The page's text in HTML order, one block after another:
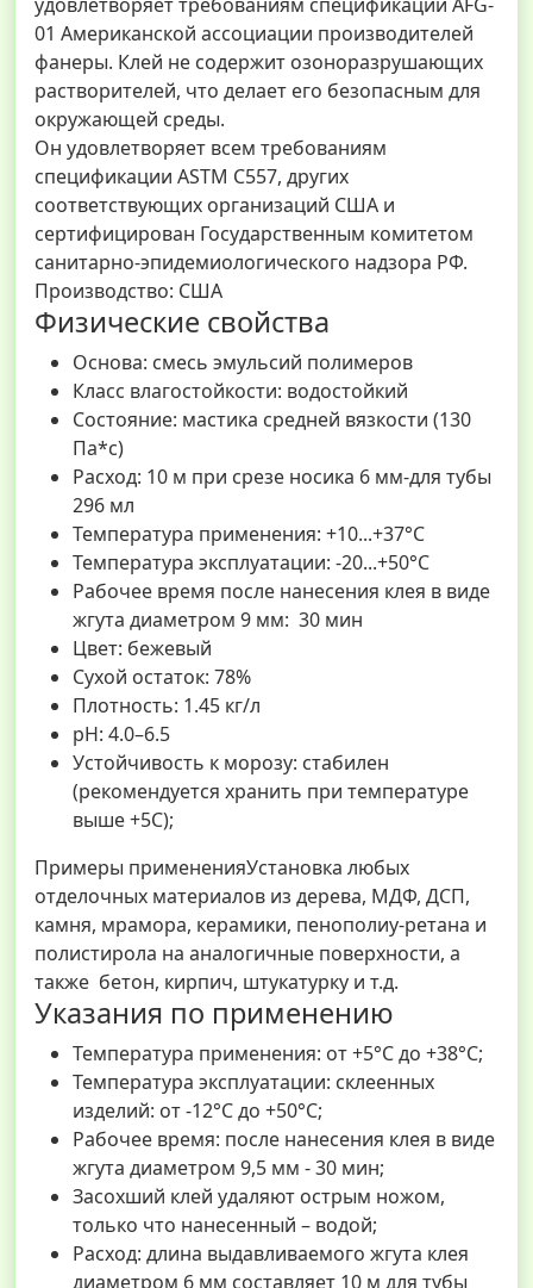
удовлетворяет требованиям спецификации AFG-
01 Американской ассоциации производителей
фанеры. Клей не содержит озоноразрушающих
растворителей, что делает его безопасным для
окружающей среды.
Он удовлетворяет всем требованиям
спецификации ASTM C557, других
соответствующих организаций США и
сертифицирован Государственным комитетом
санитарно-эпидемиологического надзора РФ.
Производство: США
Физические свойства
Основа: смесь эмульсий полимеров
Класс влагостойкости: водостойкий
Состояние: мастика средней вязкости (130
Па*с)
Расход: 10 м при срезе носика 6 мм-для тубы
296 мл
Температура применения: +10...+37°С
Температура эксплуатации: -20...+50°С
Рабочее время после нанесения клея в виде
жгута диаметром 9 мм: 30 мин
Цвет: бежевый
Сухой остаток: 78%
Плотность: 1.45 кг/л
pH: 4.0–6.5
Устойчивость к морозу: стабилен
(рекомендуется хранить при температуре
выше +5С);
Примеры примененияУстановка любых
отделочных материалов из дерева, МДФ, ДСП,
камня, мрамора, керамики, пенополиу-ретана и
полистирола на аналогичные поверхности, а
также бетон, кирпич, штукатурку и т.д.
Указания по применению
Температура применения: от +5°C до +38°C;
Температура эксплуатации: склеенных
изделий: от -12°C до +50°C;
Рабочее время: после нанесения клея в виде
жгута диаметром 9,5 мм - 30 мин;
Засохший клей удаляют острым ножом,
только что нанесенный – водой;
Расход: длина выдавливаемого жгута клея
диаметром 6 мм составляет 10 м для тубы